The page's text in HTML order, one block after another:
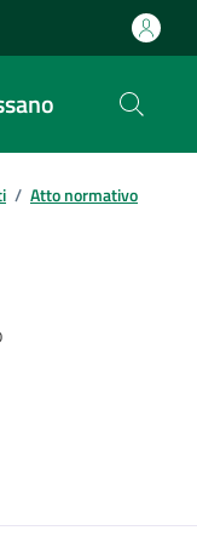
/ Atto normativo